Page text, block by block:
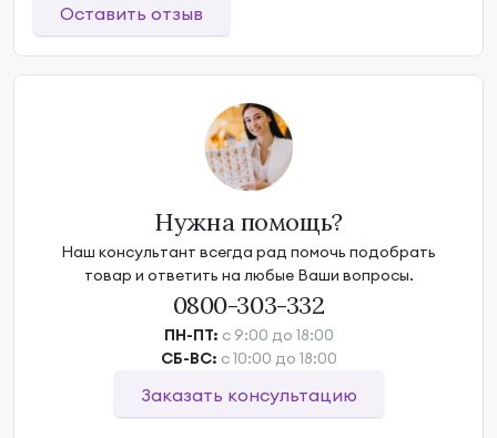
Оставить отзыв
Нужна помощь?
Наш консультант всегда рад помочь подобрать
товар и ответить на любые Ваши вопросы.
0800-303-332
ПН-ПТ: с 9:00 до 18:00
СБ-ВС: с 10:00 до 18:00
Заказать консультацию